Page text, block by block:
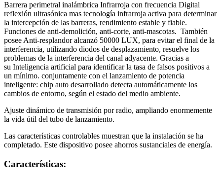
Barrera perimetral inalámbrica Infrarroja con frecuencia Digital
reflexión ultrasónica mas tecnología infrarroja activa para determinar
la intercepción de las barreras, rendimiento estable y fiable.
Funciones de anti-demolición, anti-corte, anti-mascotas. También
posee Anti-resplandor alcanzó 50000 LUX, para evitar el final de la
interferencia, utilizando diodos de desplazamiento, resuelve los
problemas de la interferencia del canal adyacente. Gracias a
su Inteligencia artificial para identificar la tasa de falsos positivos a
un mínimo. conjuntamente con el lanzamiento de potencia
inteligente: chip auto desarrollado detecta automáticamente los
cambios de entorno, según el estado del medio ambiente.
Ajuste dinámico de transmisión por radio, ampliando enormemente
la vida útil del tubo de lanzamiento.
Las características controlables muestran que la instalación se ha
completado. Este dispositivo posee ahorros sustanciales de energía.
Características: